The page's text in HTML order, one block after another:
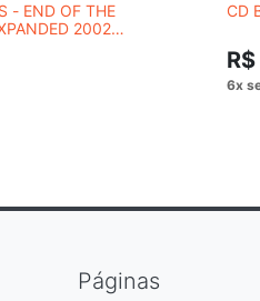
- END OF THE
2002
CD
Páginas